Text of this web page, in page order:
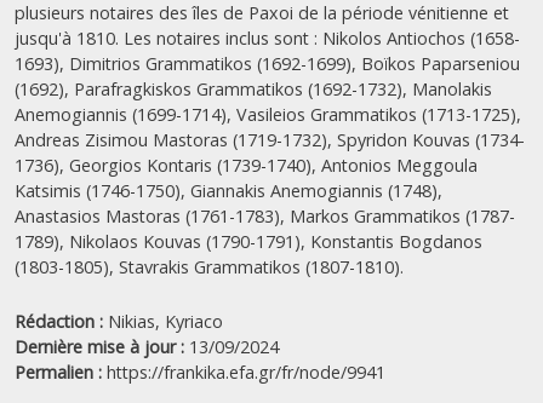
plusieurs notaires des îles de Paxoi de la période vénitienne et
jusqu'à 1810. Les notaires inclus sont : Nikolos Antiochos (1658-
1693), Dimitrios Grammatikos (1692-1699), Boïkos Paparseniou
(1692), Parafragkiskos Grammatikos (1692-1732), Manolakis
Anemogiannis (1699-1714), Vasileios Grammatikos (1713-1725),
Andreas Zisimou Mastoras (1719-1732), Spyridon Kouvas (1734-
1736), Georgios Kontaris (1739-1740), Antonios Meggoula
Katsimis (1746-1750), Giannakis Anemogiannis (1748),
Anastasios Mastoras (1761-1783), Markos Grammatikos (1787-
1789), Nikolaos Kouvas (1790-1791), Konstantis Bogdanos
(1803-1805), Stavrakis Grammatikos (1807-1810).
Rédaction : Nikias, Kyriaco
Dernière mise à jour : 13/09/2024
Permalien : https://frankika.efa.gr/fr/node/9941